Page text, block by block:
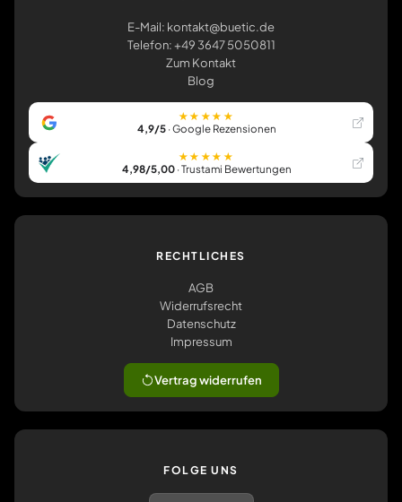
E-Mail: kontakt@buetic.de
Telefon: +49 3647 5050811
Zum Kontakt
Blog
★★★★★
4,9/5· Google Rezensionen
★★★★★
4,98/5,00· Trustami Bewertungen
RECHTLICHES
AGB
Widerrufsrecht
Datenschutz
Impressum
Vertrag widerrufen
FOLGE UNS